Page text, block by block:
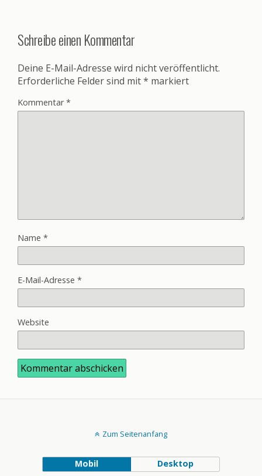
Schreibe einen Kommentar
Deine E-Mail-Adresse wird nicht veröffentlicht.
Erforderliche Felder sind mit* markiert
Kommentar*
Name *
E-Mail-Adresse *
Website
Zum Seitenanfang
Mobil Desktop